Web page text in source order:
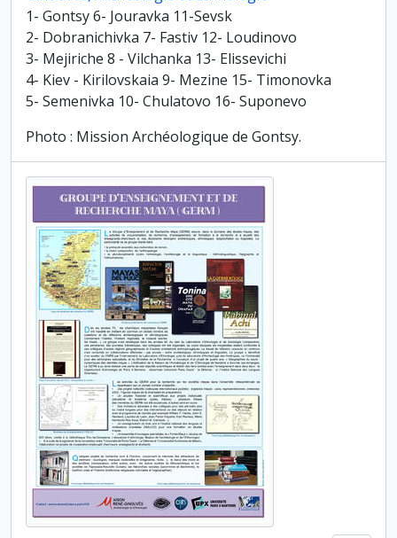
1- Gontsy 6- Jouravka 11-Sevsk
2- Dobranichivka 7- Fastiv 12- Loudinovo
3- Mejiriche 8 - Vilchanka 13- Elissevichi
4- Kiev - Kirilovskaia 9- Mezine 15- Timonovka
5- Semenivka 10- Chulatovo 16- Suponevo
Photo : Mission Archéologique de Gontsy.